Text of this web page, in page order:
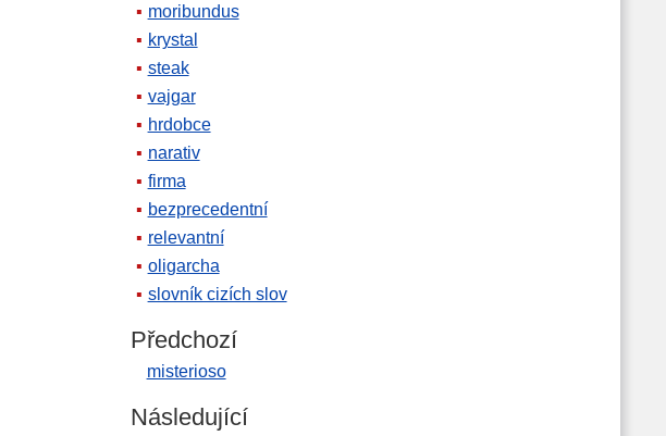
moribundus
krystal
steak
vajgar
hrdobce
narativ
firma
bezprecedentní
relevantní
oligarcha
slovník cizích slov
Předchozí
misterioso
Následující